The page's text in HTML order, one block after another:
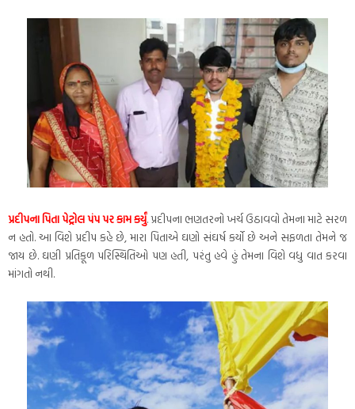
પ્રદીપના પિતા પેટ્રોલ પંપ પર કામ કર્યું. પ્રદીપના ભણતરનો ખર્ચ ઉઠાવવો તેમના માટે સરળ
ન હતો. આ વિશે પ્રદીપ કહે છે, મારા પિતાએ ઘણો સંઘર્ષ કર્યો છે અને સફળતા તેમને જ
જાય છે. ઘણી પ્રતિકૂળ પરિસ્થિતિઓ પણ હતી, પરંતુ હવે હું તેમના વિશે વધુ વાત કરવા
માંગતો નથી.